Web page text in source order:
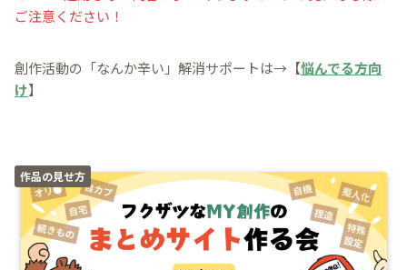
ご注意ください！
創作活動の「なんか辛い」解消サポートは→【悩んでる方向
け】
作品の見せ方